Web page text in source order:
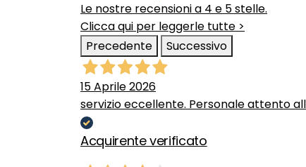
Le nostre recensioni a 4 e 5 stelle.
Clicca qui per leggerle tutte >
Precedente
Successivo
15 Aprile 2026
servizio eccellente. Personale attento
Acquirente verificato